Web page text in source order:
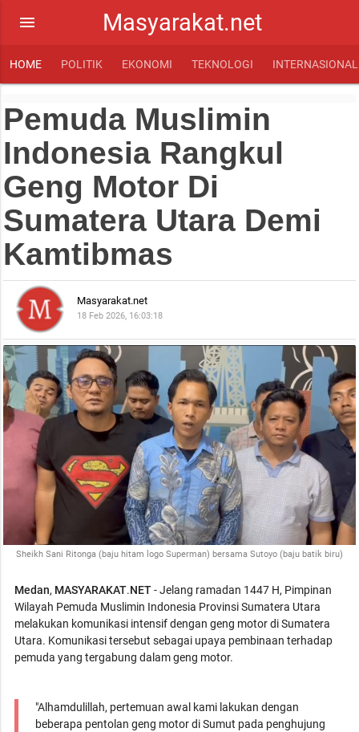
Masyarakat.net
menu
HOME POLITIK EKONOMI TEKNOLOGI INTERNASIONAL
Pemuda Muslimin
Indonesia Rangkul
Geng Motor Di
Sumatera Utara Demi
Kamtibmas
Masyarakat.net
18 Feb 2026, 16:03:18
Sheikh Sani Ritonga (baju hitam logo Superman) bersama Sutoyo (baju batik biru)
Medan, MASYARAKAT.NET- Jelang ramadan 1447 H, Pimpinan
Wilayah Pemuda Muslimin Indonesia Provinsi Sumatera Utara
melakukan komunikasi intensif dengan geng motor di Sumatera
Utara. Komunikasi tersebut sebagai upaya pembinaan terhadap
pemuda yang tergabung dalam geng motor.
"Alhamdulillah, pertemuan awal kami lakukan dengan
beberapa pentolan geng motor di Sumut pada penghujung